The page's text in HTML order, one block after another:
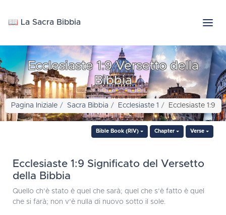
📖 La Sacra Bibbia
Ecclesiaste 1:9 Versetto della
Bibbia
Pagina Iniziale Sacra Bibbia Ecclesiaste 1 Ecclesiaste 1:9
Bible Book (RIV) Chapter Verse
Ecclesiaste 1:9 Significato del Versetto
della Bibbia
Quello ch’è stato è quel che sarà; quel che s’è fatto è quel
che si farà; non v’è nulla di nuovo sotto il sole.